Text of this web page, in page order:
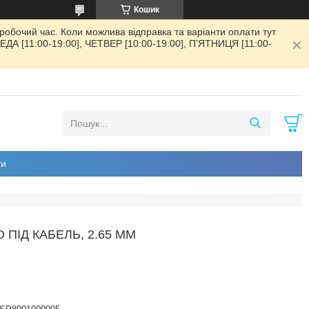
Кошик
час. Коли можлива відправка та варіанти оплати тут
[11:00-19:00], ЧЕТВЕР [10:00-19:00], ПʼЯТНИЦЯ [11:00-
ПІД КАБЕЛЬ, 2.65 ММ